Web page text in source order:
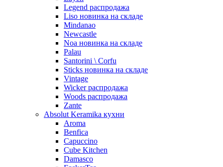
Legend распродажа
Liso новинка на складе
Mindanao
Newcastle
Noa новинка на складе
Palau
Santorini \ Corfu
Sticks новинка на складе
Vintage
Wicker распродажа
Woods распродажа
Zante
Absolut Keramika кухни
Aroma
Benfica
Capuccino
Cube Kitchen
Damasco